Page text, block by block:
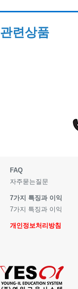
관련상품
FAQ
자주묻는질문
7가지 특징과 이익
7가지 특징과 이익
개인정보처리방침